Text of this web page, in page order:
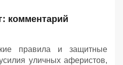
комментарий
правила и защитные
уличных аферистов,